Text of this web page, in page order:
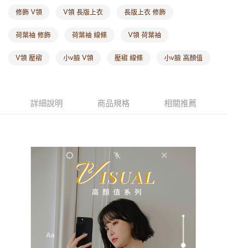
修飾 V領 V領 長版上衣 長版上衣 修飾
荷葉袖 修飾 荷葉袖 線條 V領 荷葉袖
V領 壓褶 小v臉 V領 壓褶 線條 小v臉 高顏值
詳細說明 商品規格 相關推薦